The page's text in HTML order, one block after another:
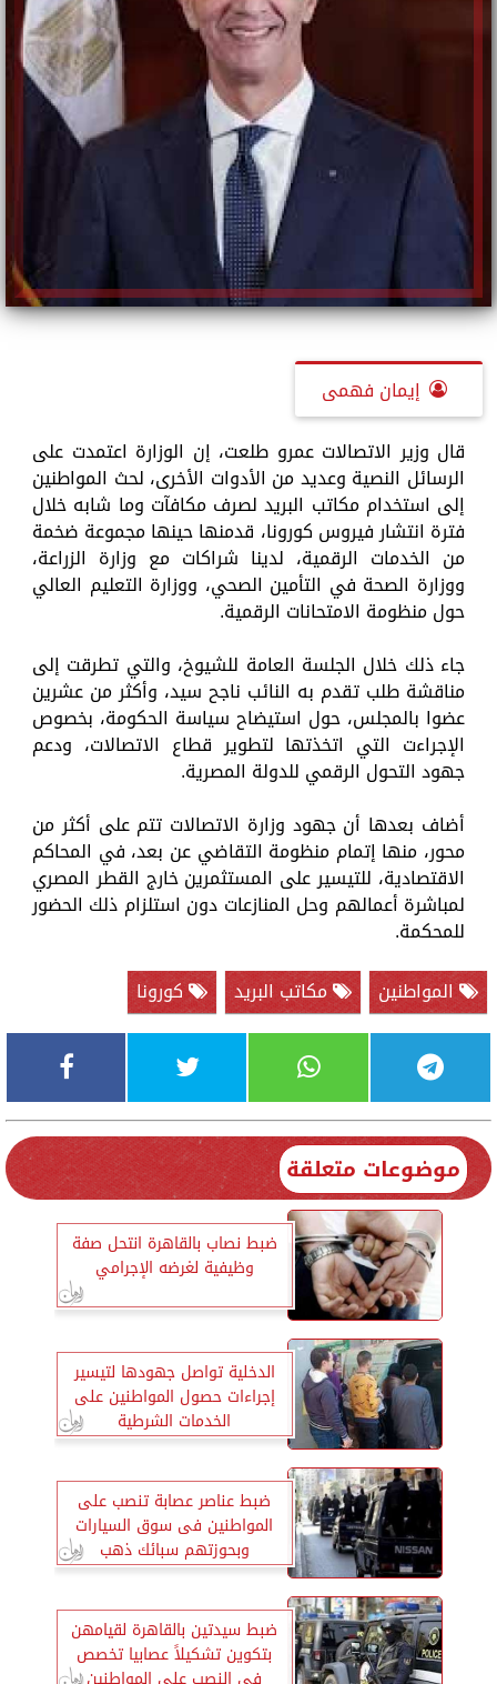
إيمان فهمى
قال وزير الاتصالات عمرو طلعت، إن الوزارة اعتمدت على
الرسائل النصية وعديد من الأدوات الأخرى، لحث المواطنين
إلى استخدام مكاتب البريد لصرف مكافآت وما شابه خلال
فترة انتشار فيروس كورونا، قدمنها حينها مجموعة ضخمة
من الخدمات الرقمية، لدينا شراكات مع وزارة الزراعة،
ووزارة الصحة في التأمين الصحي، ووزارة التعليم العالي
حول منظومة الامتحانات الرقمية.
جاء ذلك خلال الجلسة العامة للشيوخ، والتي تطرقت إلى
مناقشة طلب تقدم به النائب ناجح سيد، وأكثر من عشرين
عضوا بالمجلس، حول استيضاح سياسة الحكومة، بخصوص
الإجراءت التي اتخذتها لتطوير قطاع الاتصالات، ودعم
جهود التحول الرقمي للدولة المصرية.
أضاف بعدها أن جهود وزارة الاتصالات تتم على أكثر من
محور، منها إتمام منظومة التقاضي عن بعد، في المحاكم
الاقتصادية، للتيسير على المستثمرين خارج القطر المصري
لمباشرة أعمالهم وحل المنازعات دون استلزام ذلك الحضور
للمحكمة.
المواطنين
مكاتب البريد كورونا
موضوعات متعلقة
ضبط نصاب بالقاهرة انتحل صفة
وظيفية لغرضه الإجرامي
الدخلية تواصل جهودها لتيسير
إجراءات حصول المواطنين على
الخدمات الشرطية
ضبط عناصر عصابة تنصب على
المواطنين فى سوق السيارات
وبحوزتهم سبائك ذهب
ضبط سيدتين بالقاهرة لقيامهن
بتكوين تشكيلاً عصابيا تخصص